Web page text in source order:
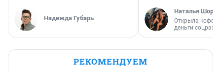
Надежда Губарь
Наталья
Открыла
деньги
РЕКОМЕНДУЕМ